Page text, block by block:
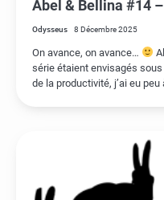
Abel & Bellina #14
Odysseus 8 Décembre 2025
On avance, on avance…
série étaient envisagés
de la productivité, j’ai eu peu